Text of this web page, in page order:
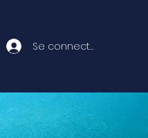
Se connecter